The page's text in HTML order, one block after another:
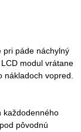
pri páde náchylný
modul vrátane
vopred.
každodenného
pôvodnú